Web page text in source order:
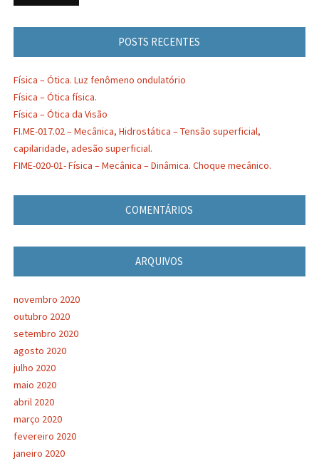
POSTS RECENTES
Física – Ótica. Luz fenômeno ondulatório
Física – Ótica física.
Física – Ótica da Visão
FI.ME-017.02 – Mecânica, Hidrostática – Tensão superficial,
capilaridade, adesão superficial.
FIME-020-01- Física – Mecânica – Dinâmica. Choque mecânico.
COMENTÁRIOS
ARQUIVOS
novembro 2020
outubro 2020
setembro 2020
agosto 2020
julho 2020
maio 2020
abril 2020
março 2020
fevereiro 2020
janeiro 2020